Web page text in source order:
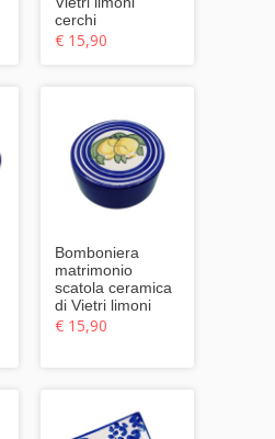
cerchi
€ 15,90
Bomboniera
matrimonio
scatola ceramica
di Vietri limoni
€ 15,90